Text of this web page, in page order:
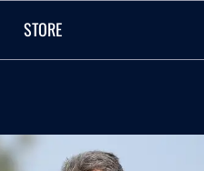
STORE